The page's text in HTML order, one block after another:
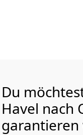
Du
Havel nach
garantieren